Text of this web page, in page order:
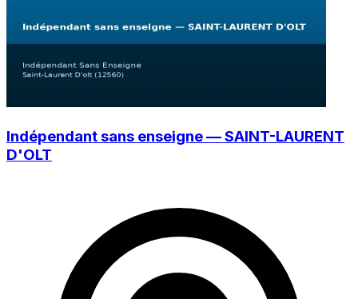
Indépendant sans enseigne — SAINT-LAURENT
D'OLT